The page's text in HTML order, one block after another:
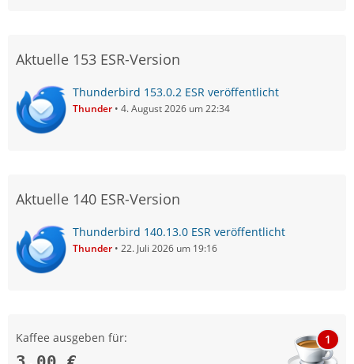
Aktuelle 153 ESR-Version
Thunderbird 153.0.2 ESR veröffentlicht
Thunder 4. August 2026 um 22:34
Aktuelle 140 ESR-Version
Thunderbird 140.13.0 ESR veröffentlicht
Thunder 22. Juli 2026 um 19:16
Kaffee ausgeben für: 1